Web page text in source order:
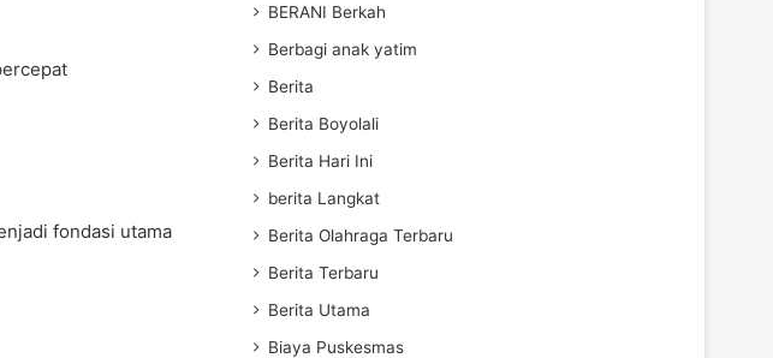
fondasi utama
BERANI Berkah
Berbagi anak yatim
Berita
Berita Boyolali
Berita Hari Ini
berita Langkat
Berita Olahraga Terbaru
Berita Terbaru
Berita Utama
Biaya Puskesmas